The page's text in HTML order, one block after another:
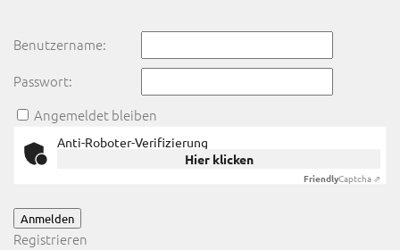
Benutzername:
Passwort:
Angemeldet bleiben
Anti-Roboter-Verifizierung
Hier klicken
FriendlyCaptcha ⇗
Anmelden
Registrieren